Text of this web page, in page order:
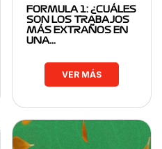
FORMULA 1: ¿CUÁLES
SON LOS TRABAJOS
MÁS EXTRAÑOS EN
UNA…
VER MÁS